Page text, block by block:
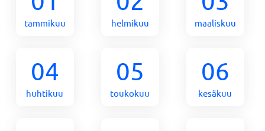
tammikuu helmikuu maaliskuu
04
huhtikuu
05
toukokuu
06
kesäkuu